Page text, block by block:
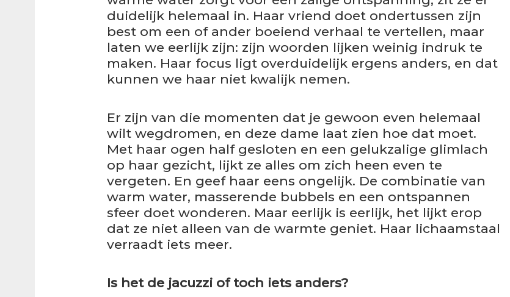
duidelijk helemaal in. Haar vriend doet ondertussen zijn
best om een of ander boeiend verhaal te vertellen, maar
laten we eerlijk zijn: zijn woorden lijken weinig indruk te
maken. Haar focus ligt overduidelijk ergens anders, en dat
kunnen we haar niet kwalijk nemen.
Er zijn van die momenten dat je gewoon even helemaal
wilt wegdromen, en deze dame laat zien hoe dat moet.
Met haar ogen half gesloten en een gelukzalige glimlach
op haar gezicht, lijkt ze alles om zich heen even te
vergeten. En geef haar eens ongelijk. De combinatie van
warm water, masserende bubbels en een ontspannen
sfeer doet wonderen. Maar eerlijk is eerlijk, het lijkt erop
dat ze niet alleen van de warmte geniet. Haar lichaamstaal
verraadt iets meer.
Is het de jacuzzi of toch iets anders?